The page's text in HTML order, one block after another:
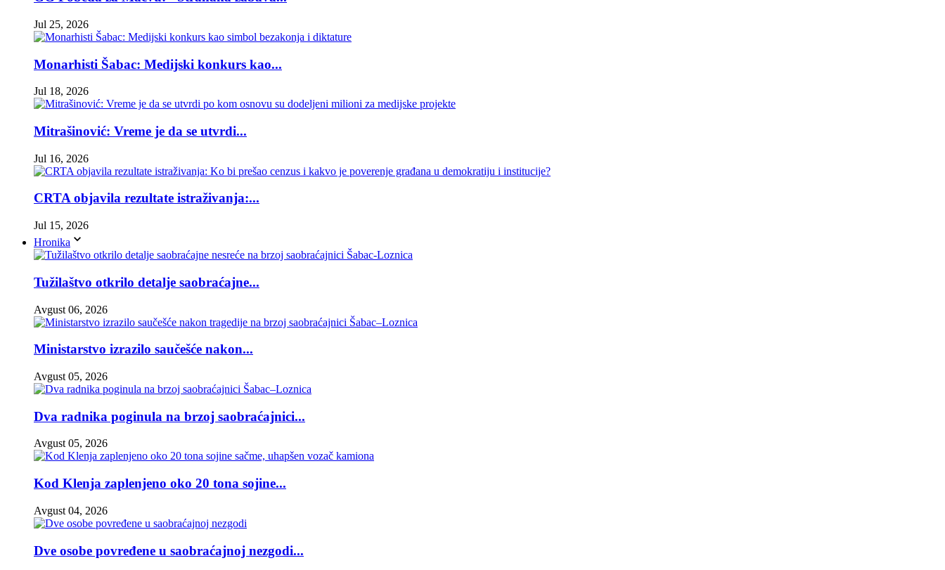
Jul 25, 2026
Monarhisti Šabac: Medijski konkurs kao...
Jul 18, 2026
Mitrašinović: Vreme je da se utvrdi...
Jul 16, 2026
CRTA objavila rezultate istraživanja:...
Jul 15, 2026
Hronika
Tužilaštvo otkrilo detalje saobraćajne...
Avgust 06, 2026
Ministarstvo izrazilo saučešće nakon...
Avgust 05, 2026
Dva radnika poginula na brzoj saobraćajnici...
Avgust 05, 2026
Kod Klenja zaplenjeno oko 20 tona sojine...
Avgust 04, 2026
Dve osobe povređene u saobraćajnoj nezgodi...